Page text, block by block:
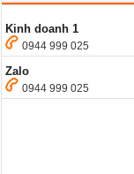
Kinh doanh 1
0944 999 025
Zalo
0944 999 025